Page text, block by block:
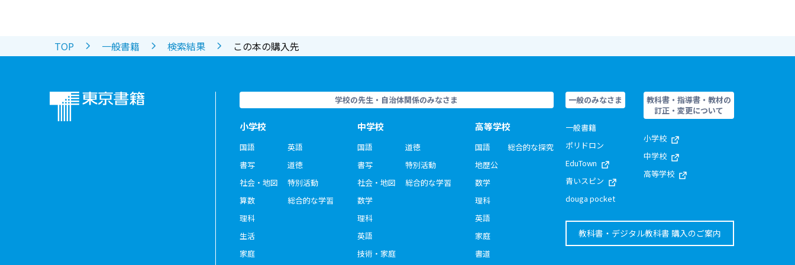
TOP 一般書籍 検索結果 この本の購入先
学校の先生・自治体関係のみなさま
小学校
国語
書写
社会・地図
算数
理科
生活
家庭
英語
道徳
特別活動
総合的な学習
中学校
国語
書写
社会・地図
数学
理科
英語
技術・家庭
道徳
特別活動
総合的な学習
高等学校
国語
地歴公
数学
理科
英語
家庭
書道
総合的な探究
一般のみなさま
一般書籍
ポリドロン
EduTown
青いスピン
douga pocket
教科書・指導書・教材の
訂正・変更について
小学校
中学校
高等学校
教科書・デジタル教科書 購入のご案内